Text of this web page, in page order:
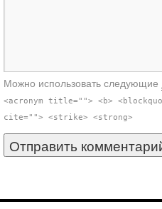
Можно использовать следующие
<acronym title=""> <b>
cite=""> <strike> <strong>